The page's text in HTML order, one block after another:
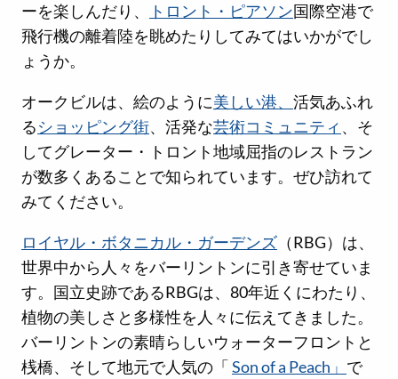
ーを楽しんだり、
トロント・ピアソン国際空港で
飛行機の離着陸を眺めたりしてみてはいかがでし
ょうか。
オークビルは、絵のように美しい港、 活気あふれ
るショッピング街、活発な芸術コミュニティ 、そ
してグレーター・トロント地域屈指のレストラン
が数多くあることで知られています。ぜひ訪れて
みてください。
ロイヤル・ボタニカル・ガーデンズ （RBG）は、
世界中から人々をバーリントンに引き寄せていま
す。国立史跡であるRBGは、80年近くにわたり、
植物の美しさと多様性を人々に伝えてきました。
バーリントンの素晴らしいウォーターフロントと
桟橋、そして地元で人気の「Son of a Peach」 で